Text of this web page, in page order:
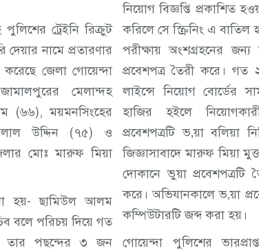
ট্রেইনি রিক্রুট
নামে প্রতারণার
জেলা গোয়েন্দা
মেলান্দহ
(৬৬), ময়মনসিংহের
উদ্দিন (৭৫) ও
মোঃ মারুফ মিয়া
হয়- ছামিউল আলম
বলে পরিচয় দিয়ে গত
তার পছন্দের ৩ জন
নিয়োগ বিজ্ঞপ্তি প্রকাশিত
করিলে সে স্ক্রিনিং এ বাতিল
পরীক্ষায় অংশগ্রহনের জন্য
প্রবেশপত্র তৈরী করে।
লাইন্সে নিয়োগ বোর্ডের
হাজির হইলে
প্রবেশপত্রটি ভ‚য়া বলিয়া
জিজ্ঞাসাবাদে মারুফ মিয়া
দোকানে ভুয়া প্রবেশপত্রটি
করে। অভিযানকালে ভ‚য়া
কম্পিউটারটি জব্দ করা হয়।
গোয়েন্দা পুলিশের